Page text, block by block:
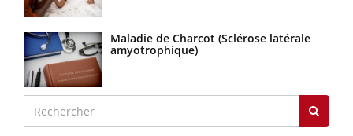
Maladie de Charcot (Sclérose latérale
amyotrophique)